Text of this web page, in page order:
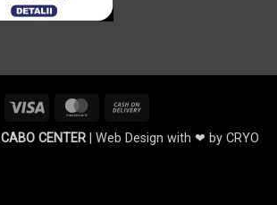
Visa MasterCard
Delivery
CABO CENTER| Web Design with ❤ by CRYO